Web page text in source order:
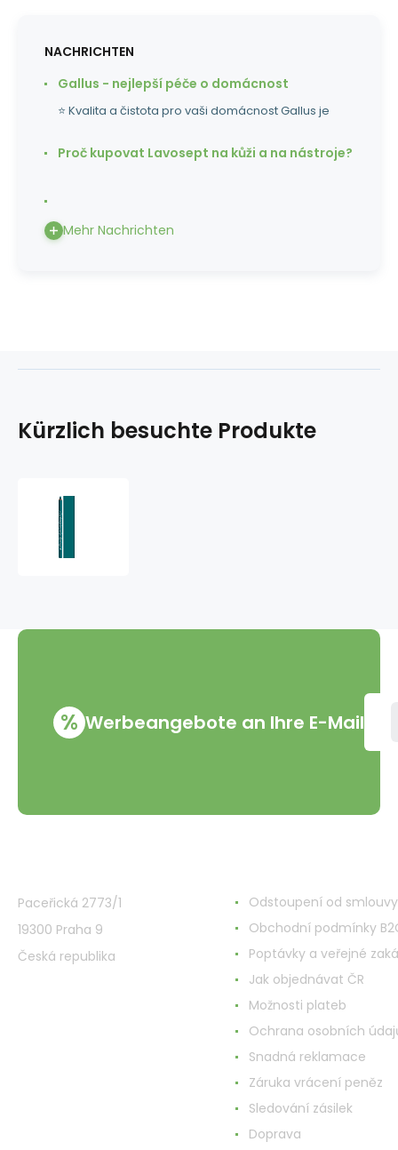
NACHRICHTEN
Gallus - nejlepší péče o domácnost
⭐ Kvalita a čistota pro vaši domácnost Gallus je
Proč kupovat Lavosept na kůži a na nástroje?
Mehr Nachrichten
Kürzlich besuchte Produkte
türkis
% Werbeangebote an Ihre E-Mail
Paceřická 2773/1
19300 Praha 9
Česká republika
Odstoupení od smlouvy
Obchodní podmínky
Poptávky a veřejné
Jak objednávat ČR
Možnosti plateb
Ochrana osobních
Snadná reklamace
Záruka vrácení peněz
Sledování zásilek
Doprava